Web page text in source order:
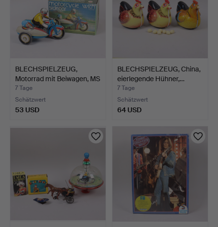
BLECHSPIELZEUG,
Motorrad mit Beiwagen, MS
…
7 Tage
Schätzwert
53 USD
BLECHSPIELZEUG, China,
eierlegende Hühner,…
7 Tage
Schätzwert
64 USD